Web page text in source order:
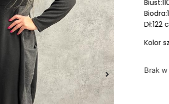
Dł:122
Kolor
Brak